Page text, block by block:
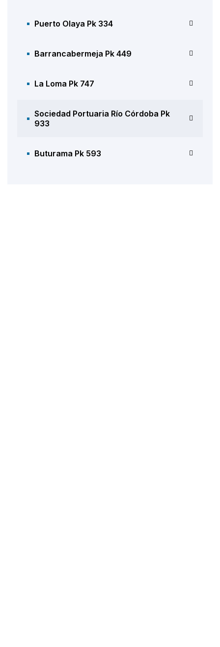
Puerto Olaya Pk 334
Barrancabermeja Pk 449
La Loma Pk 747
Sociedad Portuaria Río Córdoba Pk
933
Buturama Pk 593